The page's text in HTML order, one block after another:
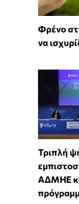
Φρένο
να
Τριπλή
ΑΔΜΗΕ